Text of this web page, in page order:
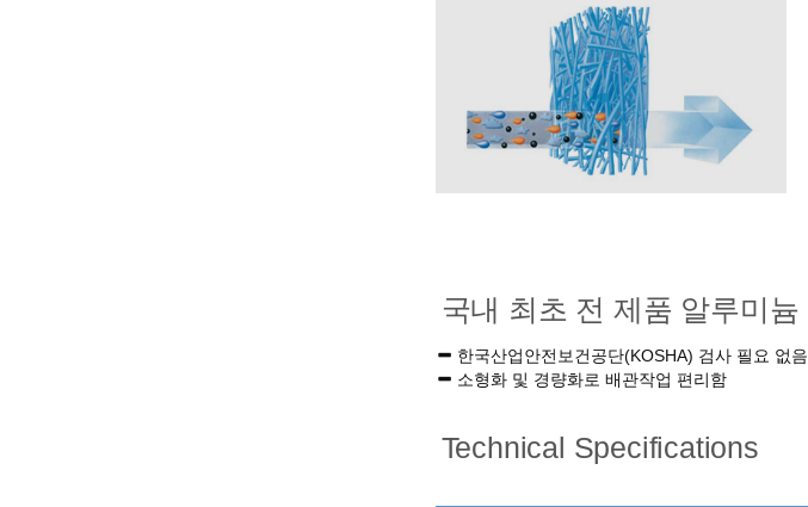
국내 최초 전 제품 알루미늄
한국산업안전보건공단(KOSHA) 검사 필요 없음
소형화 및 경량화로 배관작업 편리함
Technical Specifications